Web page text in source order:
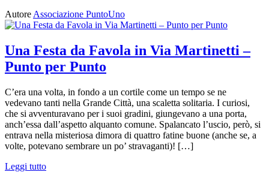
Autore Associazione PuntoUno
Una Festa da Favola in Via Martinetti –
Punto per Punto
C’era una volta, in fondo a un cortile come un tempo se ne
vedevano tanti nella Grande Città, una scaletta solitaria. I curiosi,
che si avventuravano per i suoi gradini, giungevano a una porta,
anch’essa dall’aspetto alquanto comune. Spalancato l’uscio, però, si
entrava nella misteriosa dimora di quattro fatine buone (anche se, a
volte, potevano sembrare un po’ stravaganti)! […]
Leggi tutto